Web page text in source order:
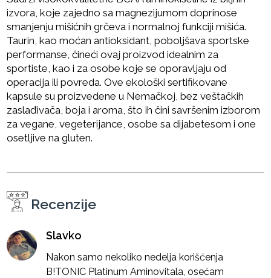
izvora, koje zajedno sa magnezijumom doprinose
smanjenju mišićnih grčeva i normalnoj funkciji mišića.
Taurin, kao moćan antioksidant, poboljšava sportske
performanse, čineći ovaj proizvod idealnim za
sportiste, kao i za osobe koje se oporavljaju od
operacija ili povreda. Ove ekološki sertifikovane
kapsule su proizvedene u Nemačkoj, bez veštačkih
zaslađivača, boja i aroma, što ih čini savršenim izborom
za vegane, vegeterijance, osobe sa dijabetesom i one
osetljive na gluten.
Recenzije
Slavko
Nakon samo nekoliko nedelja korišćenja
B!TONIC Platinum Aminovitala, osećam